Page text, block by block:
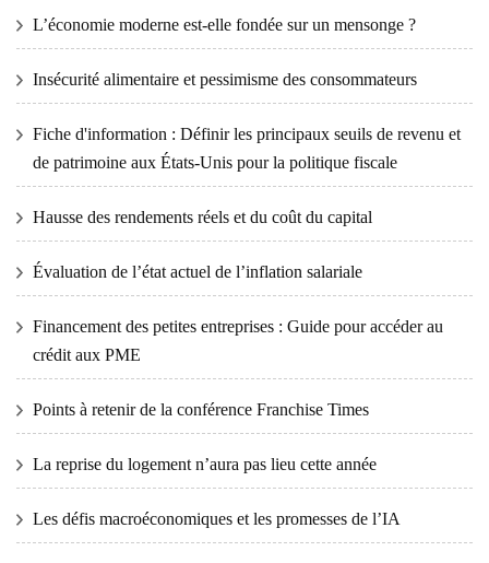
L’économie moderne est-elle fondée sur un mensonge ?
Insécurité alimentaire et pessimisme des consommateurs
Fiche d'information : Définir les principaux seuils de revenu et
de patrimoine aux États-Unis pour la politique fiscale
Hausse des rendements réels et du coût du capital
Évaluation de l’état actuel de l’inflation salariale
Financement des petites entreprises : Guide pour accéder au
crédit aux PME
Points à retenir de la conférence Franchise Times
La reprise du logement n’aura pas lieu cette année
Les défis macroéconomiques et les promesses de l’IA